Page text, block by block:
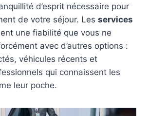
d’esprit nécessaire pour
de votre séjour. Les services
une fiabilité que vous ne
avec d’autres options :
véhicules récents et
qui connaissent les
leur poche.